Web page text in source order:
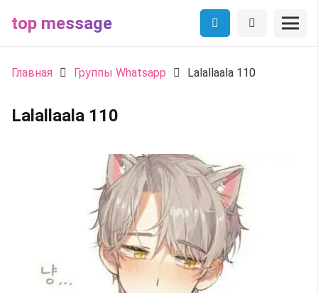
top message
Главная Группы Whatsapp Lalallaala 110
Lalallaala 110